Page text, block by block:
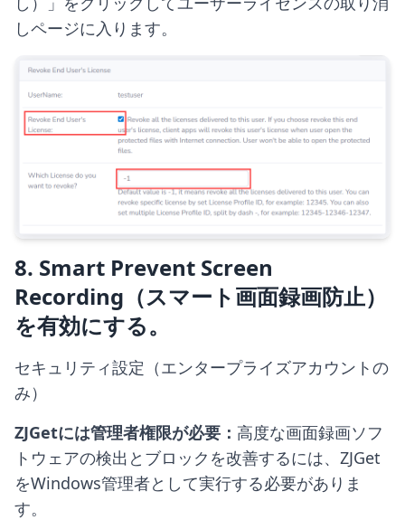
しページに入ります。
8. Smart Prevent Screen
Recording（スマート画面録画防止）
を有効にする。
セキュリティ設定（エンタープライズアカウントの
み）
ZJGetには管理者権限が必要： 高度な画面録画ソフ
トウェアの検出とブロックを改善するには、ZJGet
をWindows管理者として実行する必要がありま
す。